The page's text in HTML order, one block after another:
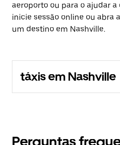
aeroporto ou para o ajudar
inicie sessão online ou abra
um destino em Nashville.
táxis em Nashville
Perguntas